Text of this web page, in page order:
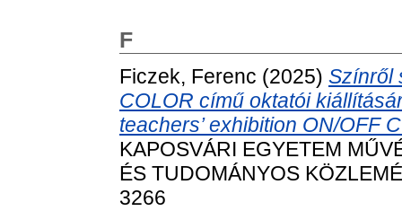
F
Ficzek, Ferenc (2025) Színről
COLOR című oktatói
teachers’ exhibition ON/OFF
KAPOSVÁRI EGYETEM
ÉS TUDOMÁNYOS
3266